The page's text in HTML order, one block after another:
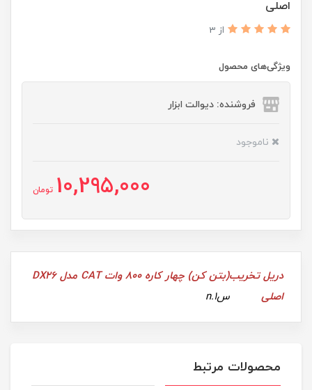
اصلی
از 3
ویژگی‌های محصول
فروشنده: دیوالت ابزار
ناموجود
10,295,000 تومان
دریل تخریب(بتن کن) چهار کاره 800 وات CAT مدل DX26
اصلی سn.1
محصولات مرتبط